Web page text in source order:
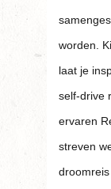
worden.
laat je
self-drive
ervaren
streven